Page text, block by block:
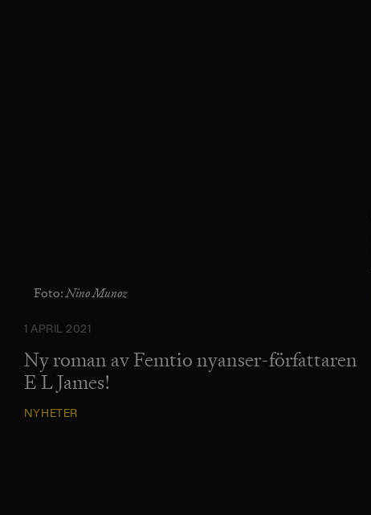
Foto:Nino Munoz
1 APRIL 2021
Ny roman av Femtio nyanser-författaren
E L James!
NYHETER